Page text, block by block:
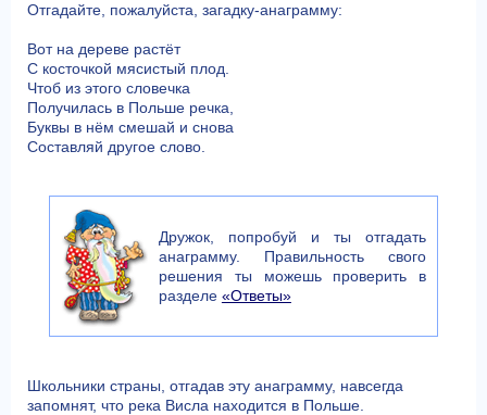
Отгадайте, пожалуйста, загадку-анаграмму:
Вот на дереве растёт
С косточкой мясистый плод.
Чтоб из этого словечка
Получилась в Польше речка,
Буквы в нём смешай и снова
Составляй другое слово.
Дружок, попробуй и ты отгадать
анаграмму. Правильность свого
решения ты можешь проверить в
разделе «Ответы»
Школьники страны, отгадав эту анаграмму, навсегда
запомнят, что река Висла находится в Польше.